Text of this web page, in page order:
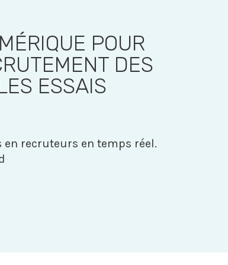
POUR
DES
ESSAIS
recruteurs en temps réel.